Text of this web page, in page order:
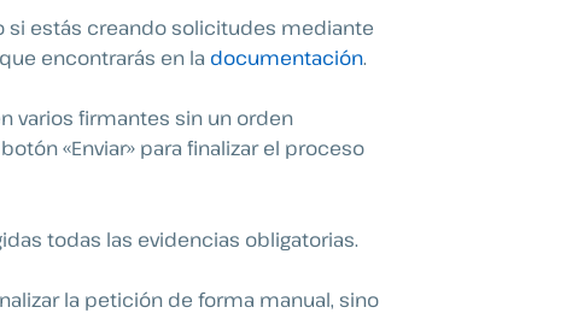
si estás creando solicitudes mediante
encontrarás en la documentación.
varios firmantes sin un orden
«Enviar» para finalizar el proceso
todas las evidencias obligatorias.
la petición de forma manual, sino